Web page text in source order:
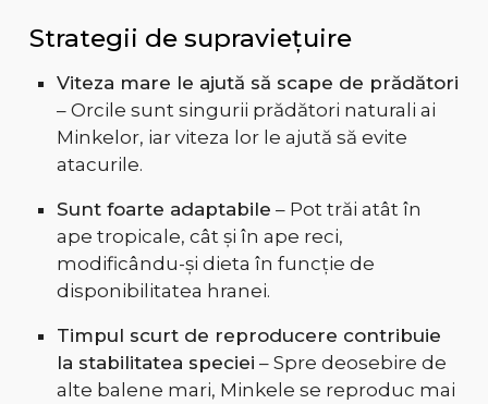
Strategii de supraviețuire
Viteza mare le ajută să scape de prădători
– Orcile sunt singurii prădători naturali ai
Minkelor, iar viteza lor le ajută să evite
atacurile.
Sunt foarte adaptabile – Pot trăi atât în
ape tropicale, cât și în ape reci,
modificându-și dieta în funcție de
disponibilitatea hranei.
Timpul scurt de reproducere contribuie
la stabilitatea speciei – Spre deosebire de
alte balene mari, Minkele se reproduc mai